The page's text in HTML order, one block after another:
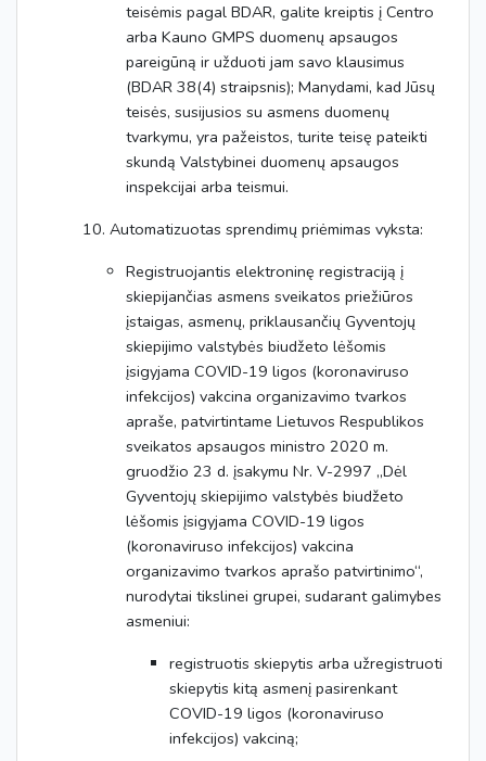
teisėmis pagal BDAR, galite kreiptis į Centro
arba Kauno GMPS duomenų apsaugos
pareigūną ir užduoti jam savo klausimus
(BDAR 38(4) straipsnis); Manydami, kad Jūsų
teisės, susijusios su asmens duomenų
tvarkymu, yra pažeistos, turite teisę pateikti
skundą Valstybinei duomenų apsaugos
inspekcijai arba teismui.
10. Automatizuotas sprendimų priėmimas vyksta:
Registruojantis elektroninę registraciją į
skiepijančias asmens sveikatos priežiūros
įstaigas, asmenų, priklausančių Gyventojų
skiepijimo valstybės biudžeto lėšomis
įsigyjama COVID-19 ligos (koronaviruso
infekcijos) vakcina organizavimo tvarkos
apraše, patvirtintame Lietuvos Respublikos
sveikatos apsaugos ministro 2020 m.
gruodžio 23 d. įsakymu Nr. V-2997 „Dėl
Gyventojų skiepijimo valstybės biudžeto
lėšomis įsigyjama COVID-19 ligos
(koronaviruso infekcijos) vakcina
organizavimo tvarkos aprašo patvirtinimo“,
nurodytai tikslinei grupei, sudarant galimybes
asmeniui:
registruotis skiepytis arba užregistruoti
skiepytis kitą asmenį pasirenkant
COVID-19 ligos (koronaviruso
infekcijos) vakciną;